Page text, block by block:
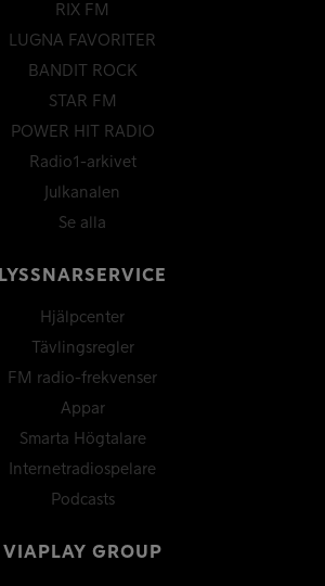
RIX FM
LUGNA FAVORITER
BANDIT ROCK
STAR FM
POWER HIT RADIO
Radio1-arkivet
Julkanalen
Se alla
LYSSNARSERVICE
Hjälpcenter
Tävlingsregler
FM radio-frekvenser
Appar
Smarta Högtalare
Internetradiospelare
Podcasts
VIAPLAY GROUP